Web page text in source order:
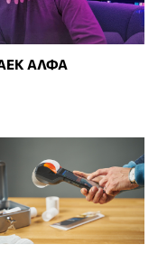
ΑΛΦΑ